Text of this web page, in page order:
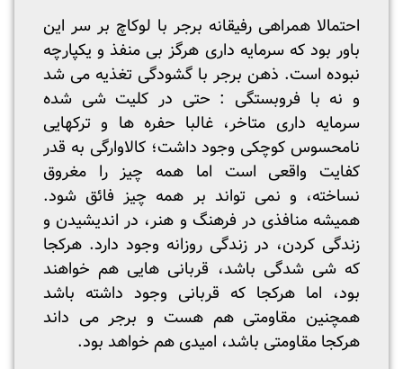
احتمالا همراهی رفیقانه برجر با لوکاچ بر سر این
باور بود که سرمایه داری هرگز بی منفذ و یکپارچه
نبوده است. ذهن برجر با گشودگی تغذیه می شد
و نه با فروبستگی : حتی در کلیت شی شده
سرمایه داری متاخر، غالبا حفره ها و ترکهایی
نامحسوس کوچکی وجود داشت؛ کالاوارگی به قدر
کفایت واقعی است اما همه چیز را مغروق
نساخته، و نمی تواند بر همه چیز فائق شود.
همیشه منافذی در فرهنگ و هنر، در اندیشیدن و
زندگی کردن، در زندگی روزانه وجود دارد. هرکجا
که شی شدگی باشد، قربانی هایی هم خواهند
بود، اما هرکجا که قربانی وجود داشته باشد
همچنین مقاومتی هم هست و برجر می داند
هرکجا مقاومتی باشد، امیدی هم خواهد بود.